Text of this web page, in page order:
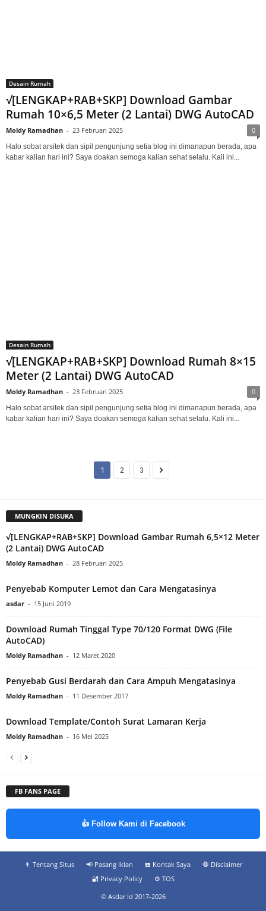
Desain Rumah
√[LENGKAP+RAB+SKP] Download Gambar
Rumah 10×6,5 Meter (2 Lantai) DWG AutoCAD
Moldy Ramadhan - 23 Februari 2025 0
Halo sobat arsitek dan sipil pengunjung setia blog ini dimanapun berada, apa
kabar kalian hari ini? Saya doakan semoga kalian sehat selalu. Kali ini...
Desain Rumah
√[LENGKAP+RAB+SKP] Download Rumah 8×15
Meter (2 Lantai) DWG AutoCAD
Moldy Ramadhan - 23 Februari 2025 0
Halo sobat arsitek dan sipil pengunjung setia blog ini dimanapun berada, apa
kabar kalian hari ini? Saya doakan semoga kalian sehat selalu. Kali ini...
1 2 3
MUNGKIN DISUKA
√[LENGKAP+RAB+SKP] Download Gambar Rumah 6,5×12 Meter
(2 Lantai) DWG AutoCAD
Moldy Ramadhan - 28 Februari 2025
Penyebab Komputer Lemot dan Cara Mengatasinya
asdar - 15 Juni 2019
Download Rumah Tinggal Type 70/120 Format DWG (File
AutoCAD)
Moldy Ramadhan - 12 Maret 2020
Penyebab Gusi Berdarah dan Cara Ampuh Mengatasinya
Moldy Ramadhan - 11 Desember 2017
Download Template/Contoh Surat Lamaran Kerja
Moldy Ramadhan - 16 Mei 2025
FB FANS PAGE
👍 Follow Kami di Facebook
👨‍ Tentang Situs 📢 Pasang Iklan ☎️ Kontak Saya
🛑 Disclaimer
🔐 Privacy Policy
⚙️ TOS
© Asdar Id 2017-2026